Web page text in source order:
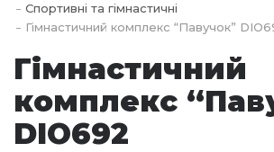
Спортивні та гімнастичні
Гімнастичний комплекс “Павучок”
Гімнастичний
комплекс
DIO692